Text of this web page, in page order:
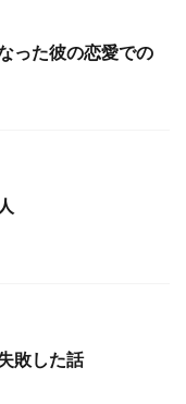
った彼の恋愛での
敗した話